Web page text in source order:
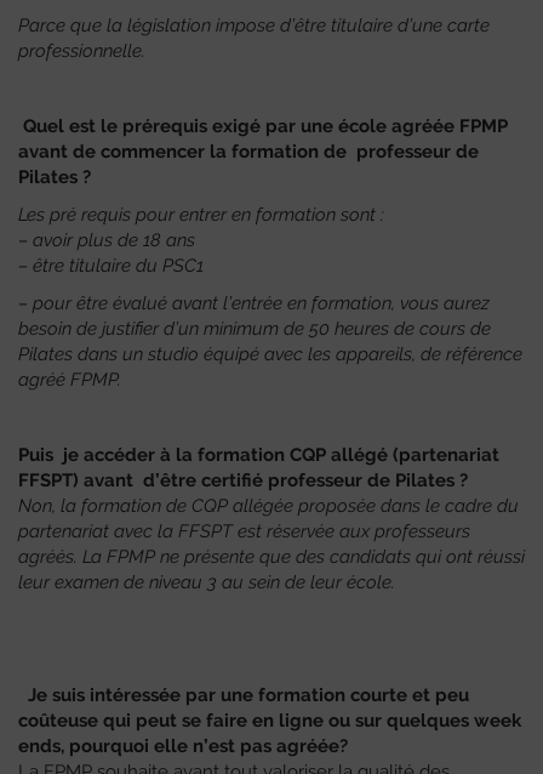
Parce que la législation impose d’être titulaire d’une carte
professionnelle.
Quel est le prérequis exigé par une école agréée FPMP
avant de commencer la formation de professeur de
Pilates ?
Les pré requis pour entrer en formation sont :
– avoir plus de 18 ans
– être titulaire du PSC1
– pour être évalué avant l’entrée en formation, vous aurez
besoin de justifier d’un minimum de 50 heures de cours de
Pilates dans un studio équipé avec les appareils, de référence
agréé FPMP.
Puis je accéder à la formation CQP allégé (partenariat
FFSPT) avant d’être certifié professeur de Pilates ?
Non, la formation de CQP allégée proposée dans le cadre du
partenariat avec la FFSPT est réservée aux professeurs
agréés. La FPMP ne présente que des candidats qui ont réussi
leur examen de niveau 3 au sein de leur école.
Je suis intéressée par une formation courte et peu
coûteuse qui peut se faire en ligne ou sur quelques week
ends, pourquoi elle n’est pas agréée?